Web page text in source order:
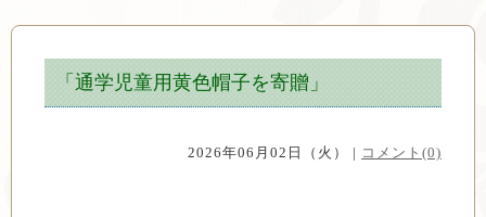
「通学児童用黄色帽子を寄贈」
2026年06月02日（火） | コメント(0)